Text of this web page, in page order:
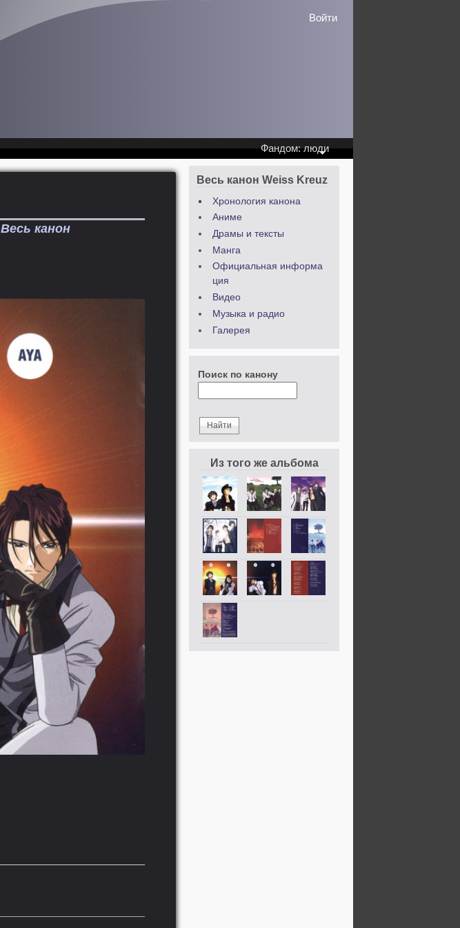
Войти
Фандом: люди
Весь канон
Весь канон Weiss Kreuz
Хронология канона
Аниме
Драмы и тексты
Манга
Официальная информа
ция
Видео
Музыка и радио
Галерея
Поиск по канону
Из того же альбома